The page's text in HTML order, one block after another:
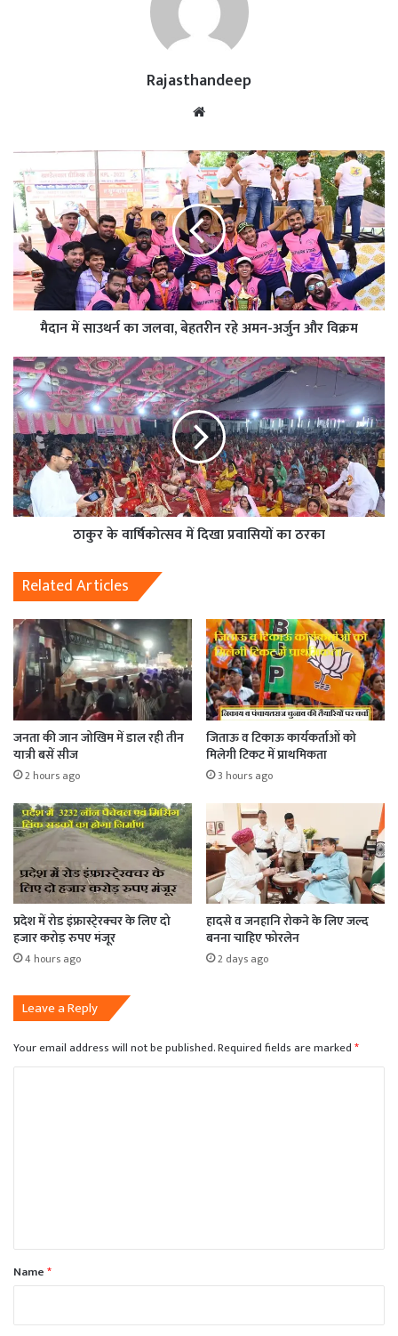
Rajasthandeep
मैदान में साउथर्न का जलवा, बेहतरीन रहे अमन-अर्जुन और विक्रम
ठाकुर के वार्षिकोत्सव में दिखा प्रवासियों का ठरका
Related Articles
जनता की जान जोखिम में डाल रही तीन
यात्री बसें सीज
2 hours ago
जिताऊ व टिकाऊ कार्यकर्ताओं को
मिलेगी टिकट में प्राथमिकता
3 hours ago
प्रदेश में रोड इंफ्रास्टे्रक्चर के लिए दो
हजार करोड़ रुपए मंजूर
4 hours ago
हादसे व जनहानि रोकने के लिए जल्द
बनना चाहिए फोरलेन
2 days ago
Leave a Reply
Your email address will not be published.Required fields are marked*
*Name*